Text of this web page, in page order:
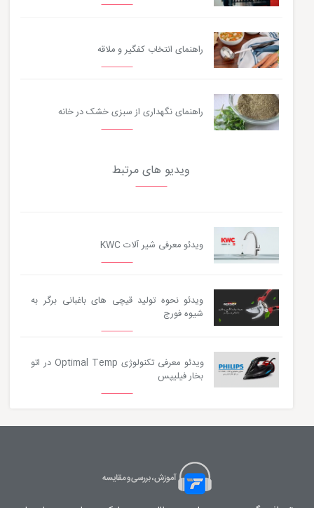
راهنمای انتخاب کفگیر و ملاقه
راهنمای نگهداری از سبزی خشک در خانه
ویدیو های مرتبط
ویدئو معرفی شیر آلات KWC
ویدئو نحوه تولید قیچی های باغبانی برگر به
شیوه فورج
ویدئو معرفی تکنولوژی Optimal Temp در اتو
بخار فیلیپس